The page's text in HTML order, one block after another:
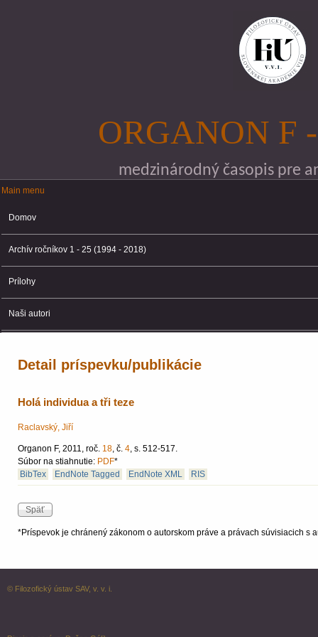
ORGANON F
medzinárodný časopis pre
Main menu
Main menu
Domov
Archív ročníkov 1 - 25 (1994 - 2018)
Prílohy
Naši autori
Detail príspevku/publikácie
Holá individua a tři teze
Raclavský, Jiří
Organon F, 2011, roč. 18, č. 4, s. 512-517.
Súbor na stiahnutie: PDF*
BibTex
EndNote Tagged EndNote XML RIS
*Príspevok je chránený zákonom o autorskom práve a právach súvisiacich s
© Filozofický ústav SAV, v. v. i.